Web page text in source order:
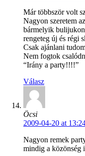
Már többször volt
Nagyon szeretem
bármelyik
rengeteg új és régi
Csak ajánlani
Nem fogtok
“Irány a party!!!!”
Válasz
Öcsi
2009-04-20 at
Nagyon remek
mindig a közönség